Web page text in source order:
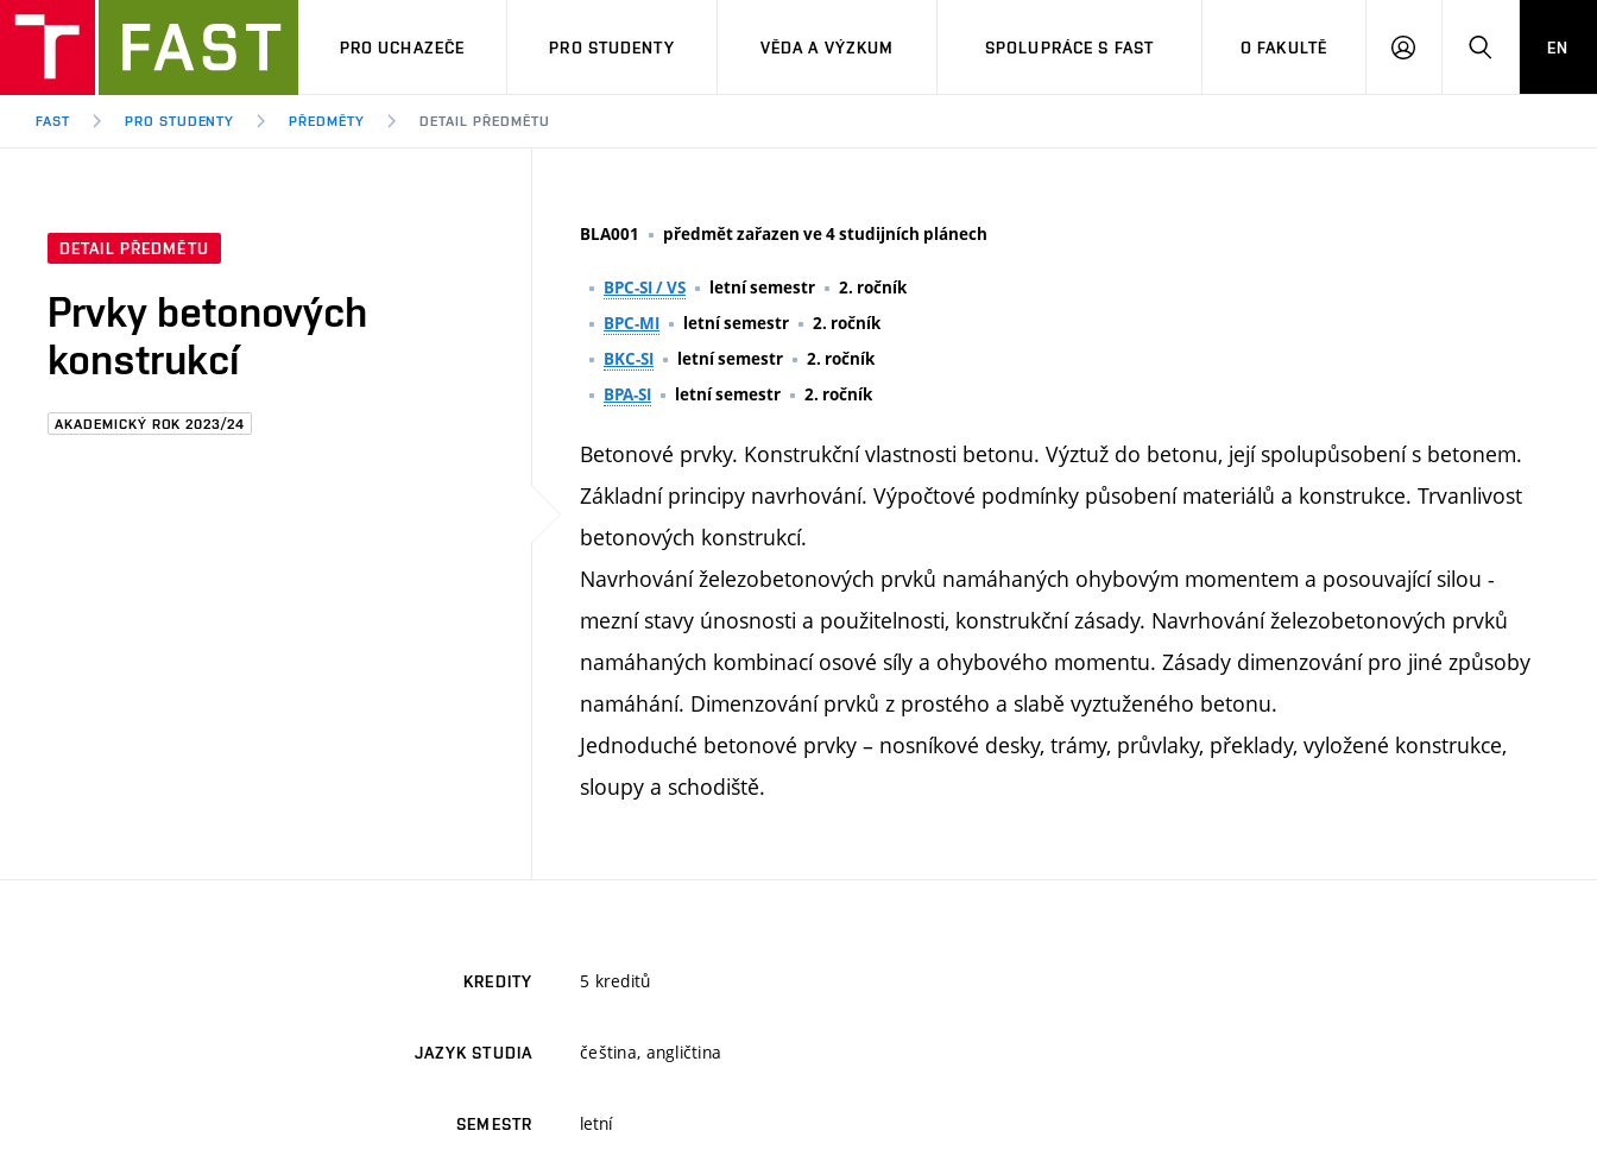
PRO UCHAZEČE PRO STUDENTY VĚDA A VÝZKUM SPOLUPRÁCE S FAST O FAKULTĚ
PŘIHLÁSITHLEDAT
EN
FAST PRO STUDENTY PŘEDMĚTY DETAIL PŘEDMĚTU
DETAIL PŘEDMĚTU
Prvky betonových
konstrukcí
AKADEMICKÝ ROK 2023/24
BLA001 předmět zařazen ve 4 studijních plánech
BPC-SI / VS letní semestr
2. ročník
BPC-MI
letní semestr
2. ročník
BKC-SI
letní semestr
2. ročník
BPA-SI
letní semestr 2. ročník
Betonové prvky. Konstrukční vlastnosti betonu. Výztuž do betonu, její spolupůsobení s betonem.
Základní principy navrhování. Výpočtové podmínky působení materiálů a konstrukce. Trvanlivost
betonových konstrukcí.
Navrhování železobetonových prvků namáhaných ohybovým momentem a posouvající silou -
mezní stavy únosnosti a použitelnosti, konstrukční zásady. Navrhování železobetonových prvků
namáhaných kombinací osové síly a ohybového momentu. Zásady dimenzování pro jiné způsoby
namáhání. Dimenzování prvků z prostého a slabě vyztuženého betonu.
Jednoduché betonové prvky – nosníkové desky, trámy, průvlaky, překlady, vyložené konstrukce,
sloupy a schodiště.
KREDITY 5 kreditů
JAZYK STUDIA čeština, angličtina
SEMESTR letní